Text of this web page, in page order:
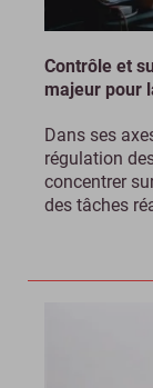
Contrôle et
majeur pour
Dans ses
régulation
concentrer
des tâches